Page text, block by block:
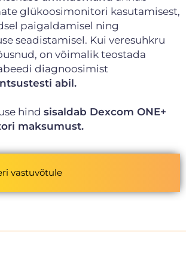
glükoosimonitori kasutamisest,
paigaldamisel ning
seadistamisel. Kui veresuhkru
on võimalik teostada
diagnoosimist
abil.
hind sisaldab Dexcom ONE+
maksumust.
vastuvõtule